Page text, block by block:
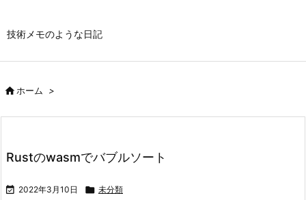
技術メモのような日記
ホーム >
Rustのwasmでバブルソート
 2022年3月10日  未分類